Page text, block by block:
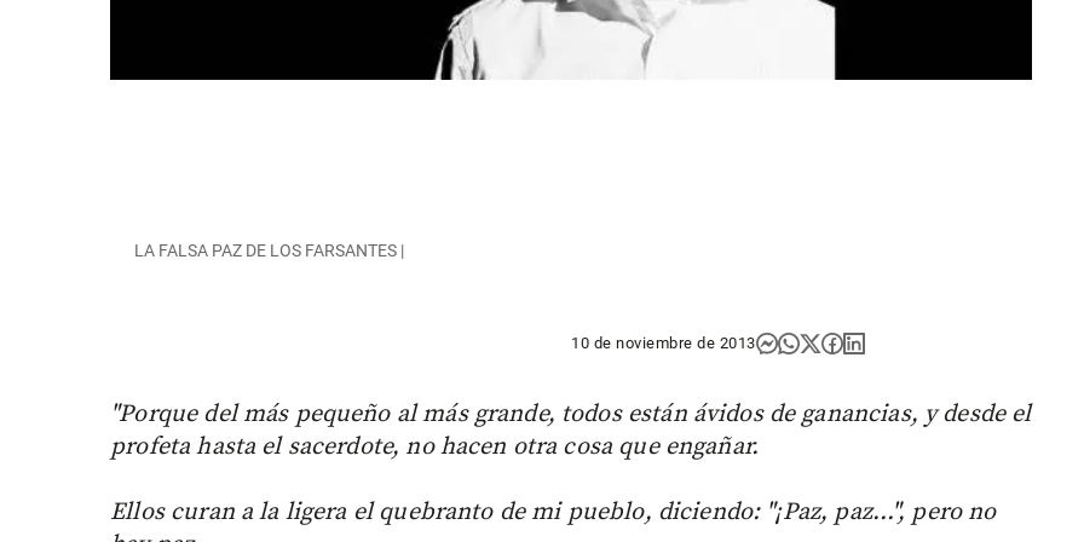
LA FALSA PAZ DE LOS FARSANTES |
10 de noviembre de 2013
"Porque del más pequeño al más grande, todos están ávidos de ganancias, y desde el
profeta hasta el sacerdote, no hacen otra cosa que engañar.
Ellos curan a la ligera el quebranto de mi pueblo, diciendo: "¡Paz, paz…", pero no